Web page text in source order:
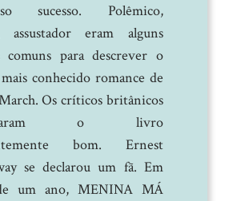
sucesso. Polêmico,
assustador eram alguns
comuns para descrever o
conhecido romance de
Os críticos britânicos
o livro
bom. Ernest
se declarou um fã. Em
um ano, MENINA MÁ